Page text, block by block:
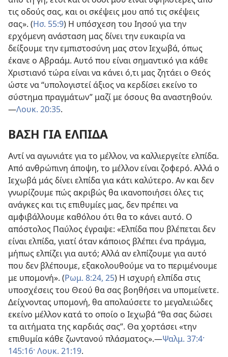
τις οδούς σας, και οι σκέψεις μου από τις σκέψεις
σας». (Ησ. 55:9) Η υπόσχεση του Ιησού για την
ερχόμενη ανάσταση μας δίνει την ευκαιρία να
δείξουμε την εμπιστοσύνη μας στον Ιεχωβά, όπως
έκανε ο Αβραάμ. Αυτό που είναι σημαντικό για κάθε
Χριστιανό τώρα είναι να κάνει ό,τι μας ζητάει ο Θεός
ώστε να “υπολογιστεί άξιος να κερδίσει εκείνο το
σύστημα πραγμάτων” μαζί με όσους θα αναστηθούν.
—Λουκ. 20:35.
ΒΑΣΗ ΓΙΑ ΕΛΠΙΔΑ
Αντί να αγωνιάτε για το μέλλον, να καλλιεργείτε ελπίδα.
Από ανθρώπινη άποψη, το μέλλον είναι ζοφερό. Αλλά ο
Ιεχωβά μάς δίνει ελπίδα για κάτι καλύτερο. Αν και δεν
γνωρίζουμε πώς ακριβώς θα ικανοποιήσει όλες τις
ανάγκες και τις επιθυμίες μας, δεν πρέπει να
αμφιβάλλουμε καθόλου ότι θα το κάνει αυτό. Ο
απόστολος Παύλος έγραψε: «Ελπίδα που βλέπεται δεν
είναι ελπίδα, γιατί όταν κάποιος βλέπει ένα πράγμα,
μήπως ελπίζει για αυτό; Αλλά αν ελπίζουμε για αυτό
που δεν βλέπουμε, εξακολουθούμε να το περιμένουμε
με υπομονή». (Ρωμ. 8:24, 25) Η ισχυρή ελπίδα στις
υποσχέσεις του Θεού θα σας βοηθήσει να υπομείνετε.
Δείχνοντας υπομονή, θα απολαύσετε το μεγαλειώδες
εκείνο μέλλον κατά το οποίο ο Ιεχωβά “θα σας δώσει
τα αιτήματα της καρδιάς σας”. Θα χορτάσει «την
επιθυμία κάθε ζωντανού πλάσματος».—Ψαλμ. 37:4·
145:16· Λουκ. 21:19.